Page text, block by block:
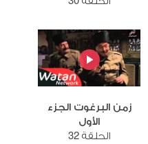
زمن البرغوت الجزء
الأول
الحلقة 32